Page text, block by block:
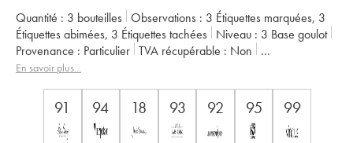
Quantité : 3 bouteilles Observations : 3 Étiquettes marquées, 3
Étiquettes abimées, 3 Étiquettes tachées Niveau : 3 Base goulot
Provenance : particulier TVA récupérable :
non
Région :
Bordeaux
Propriétaire :
Famille Rothschild
En savoir plus...
91 94 18 93 92 95 99